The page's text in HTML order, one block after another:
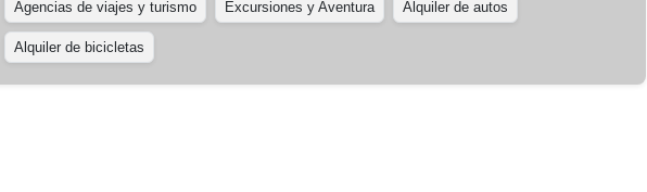
Agencias de viajes y turismo Excursiones y Aventura Alquiler de autos
Alquiler de bicicletas